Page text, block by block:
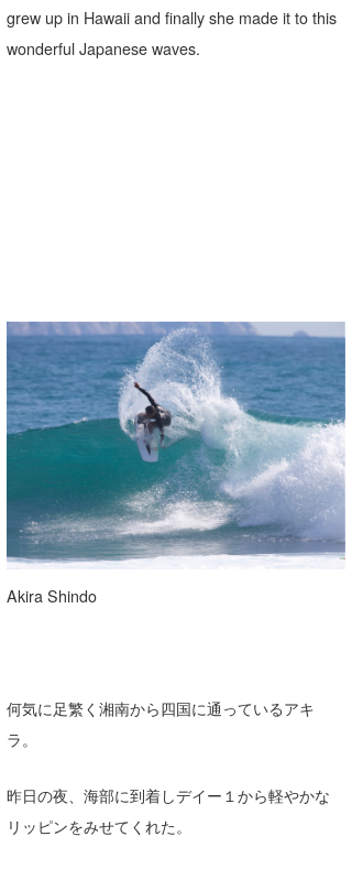
grew up in Hawaii and finally she made it to this
wonderful Japanese waves.
Akira Shindo
何気に足繁く湘南から四国に通っているアキ
ラ。
昨日の夜、海部に到着しデイー１から軽やかな
リッピンをみせてくれた。